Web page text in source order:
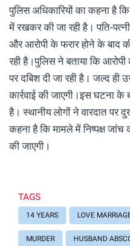
पुलिस अधिकारियों का कहना है
में रखकर की जा रही है। पति-
और आरोपी के फरार होने के बाद
रही है।पुलिस ने बताया कि आरोपी
पर दबिश दी जा रही है। जल्द ही
कार्रवाई की जाएगी।इस घटना
है। स्थानीय लोगों ने वारदात
कहना है कि मामले में निष्पक्ष
की जाएगी।
TAGS
14 YEARS LOVE
MURDER HUSBAND